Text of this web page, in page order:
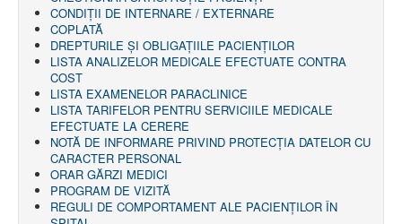
AMBULATOR CHIRURGIE
AMBULATOR ORTOPEDIE ȘI TRAUMATOLOGIE
AMBULATOR MEDICINĂ INTERNĂ
AMBULATOR NEUROLOGIE
AMBULATOR PEDIATRIE
AMBULATOR ÎNGRIJIRI PALIATIVE
MANAGEMENT
PROIECT DE MANAGEMENT 2026
PLAN STRATEGIC 2021 - 2025
PROIECT DE MANAGEMENT 2021
PROIECT DE MANAGEMENT 2017
CONSILIUL DE ADMINISTRAŢIE
COMITET DIRECTOR
CONDIȚII DE INTERNARE / EXTERNARE
COPLATĂ
DREPTURILE ŞI OBLIGAŢIILE PACIENȚILOR
LISTA ANALIZELOR MEDICALE EFECTUATE CONTRA
COST
LISTA EXAMENELOR PARACLINICE
LISTA TARIFELOR PENTRU SERVICIILE MEDICALE
EFECTUATE LA CERERE
NOTĂ DE INFORMARE PRIVIND PROTECŢIA DATELOR CU
CARACTER PERSONAL
ORAR GĂRZI MEDICI
PROGRAM DE VIZITĂ
REGULI DE COMPORTAMENT ALE PACIENȚILOR ÎN